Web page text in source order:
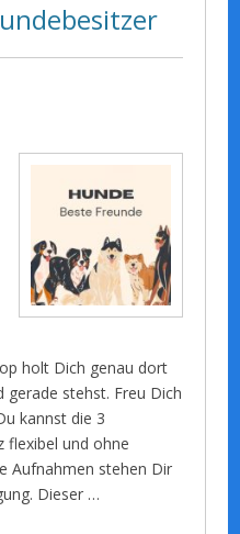
holt Dich genau dort
stehst. Freu Dich
kannst die 3
flexibel und ohne
Aufnahmen stehen Dir
Dieser …